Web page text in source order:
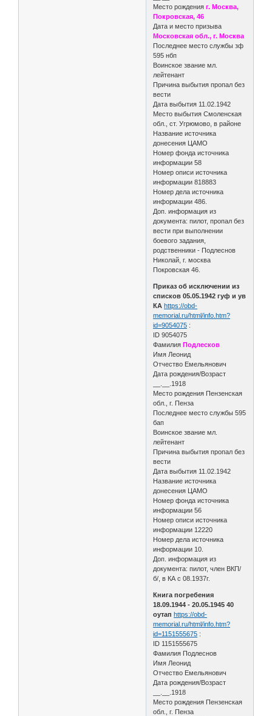
Место рождения г. Москва,
Покровская, 46
Дата и место призыва
Московская обл., г. Москва
Последнее место службы зф
595 нбп
Воинское звание мл.
лейтенант
Причина выбытия пропал без
вести
Дата выбытия 11.02.1942
Место выбытия Смоленская
обл., ст. Угрюмово, в районе
Название источника
донесения ЦАМО
Номер фонда источника
информации 58
Номер описи источника
информации 818883
Номер дела источника
информации 486.
Доп. информация из
документа: пилот, пропал без
вести при выполнении
боевого задания,
родственники - Подлеснов
Николай, г. москва
Покровская 46.
Приказ об исключении из
списков 05.05.1942 гуф и ув
КА https://obd-
memorial.ru/html/info.htm?
id=9054075 :
ID 9054075
ФамилияПодлесков
Имя Леонид
Отчество Емельянович
Дата рождения/Возраст
__.__.1918
Место рождения Пензенская
обл., г. Пенза
Последнее место службы 595
бап
Воинское звание мл.
лейтенант
Причина выбытия пропал без
вести
Дата выбытия 11.02.1942
Название источника
донесения ЦАМО
Номер фонда источника
информации 56
Номер описи источника
информации 12220
Номер дела источника
информации 10.
Доп. информация из
документа: пилот, член ВКП/
б/, в КА с 08.1937г.
Книга погребения
18.09.1944 - 20.05.1945 40
оутап https://obd-
memorial.ru/html/info.htm?
id=1151555675 :
ID 1151555675
Фамилия Подлеснов
Имя Леонид
Отчество Емельянович
Дата рождения/Возраст
__.__.1918
Место рождения Пензенская
обл., г. Пенза